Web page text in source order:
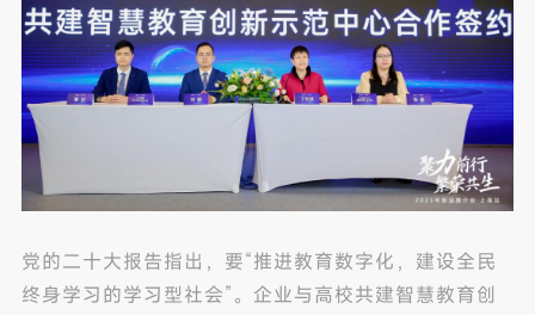
党的二十大报告指出，要“推进教育数字化，建设全民
终身学习的学习型社会”。企业与高校共建智慧教育创